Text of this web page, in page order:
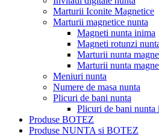
Marturii Iconite Magnetice
Marturii magnetice nunta
Magneti nunta inima
Magneti rotunzi
Marturii nunta
Marturii nunta
Meniuri nunta
Numere de masa nunta
Plicuri de bani nunta
Plicuri de bani nunta
Produse BOTEZ
Produse NUNTA si BOTEZ